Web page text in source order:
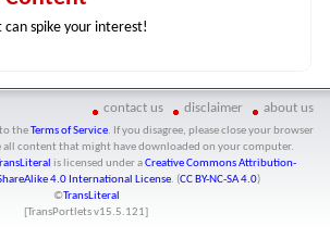
spike your interest!
contact us disclaimer about us
the Terms of Service. If you disagree, please close your browser
all content that might have downloaded on your computer.
is licensed under aCreative Commons Attribution-
4.0 International License. (CC BY-NC-SA 4.0)
©TransLiteral
[TransPortlets v15.5.121